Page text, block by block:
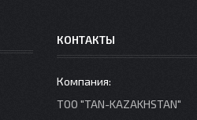
КОНТАКТЫ
ТОО "TAN-KAZAKHSTAN"